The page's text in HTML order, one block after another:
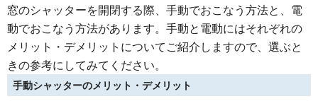
窓のシャッターを開閉する際、手動でおこなう方法と、電
動でおこなう方法があります。手動と電動にはそれぞれの
メリット・デメリットについてご紹介しますので、選ぶと
きの参考にしてみてください。
手動シャッターのメリット・デメリット